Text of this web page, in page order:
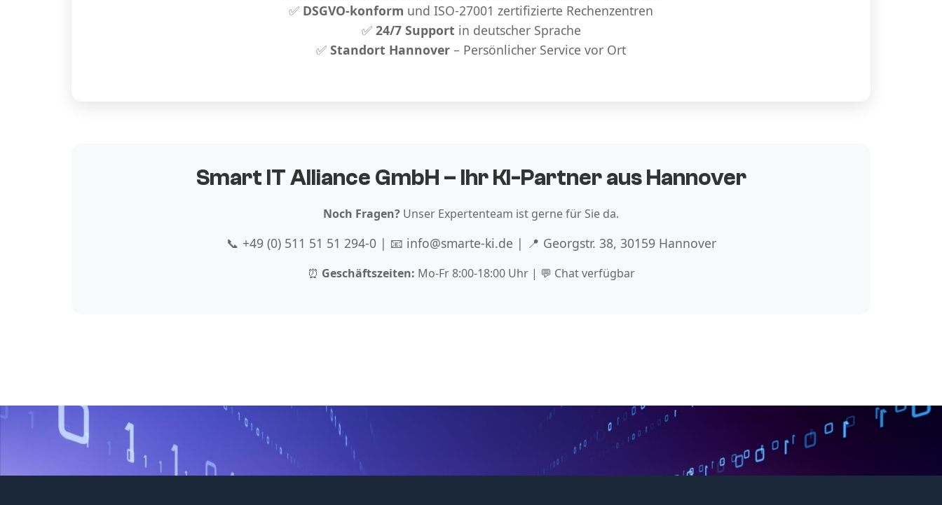
✅ DSGVO-konform und ISO-27001 zertifizierte Rechenzentren
✅ 24/7 Support in deutscher Sprache
✅ Standort Hannover – Persönlicher Service vor Ort
Smart IT Alliance GmbH – Ihr KI-Partner aus Hannover
Noch Fragen? Unser Expertenteam ist gerne für Sie da.
📞 +49 (0) 511 51 51 294-0 | 📧 info@smarte-ki.de | 📍 Georgstr. 38, 30159 Hannover
⏰ Geschäftszeiten: Mo-Fr 8:00-18:00 Uhr | 💬 Chat verfügbar